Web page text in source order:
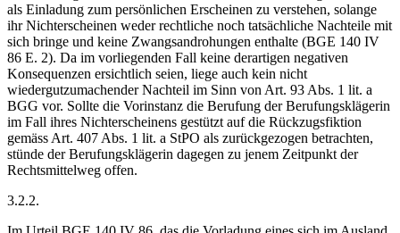
als Einladung zum persönlichen Erscheinen zu verstehen, solange
ihr Nichterscheinen weder rechtliche noch tatsächliche Nachteile mit
sich bringe und keine Zwangsandrohungen enthalte (BGE 140 IV
86 E. 2). Da im vorliegenden Fall keine derartigen negativen
Konsequenzen ersichtlich seien, liege auch kein nicht
wiedergutzumachender Nachteil im Sinn von Art. 93 Abs. 1 lit. a
BGG vor. Sollte die Vorinstanz die Berufung der Berufungsklägerin
im Fall ihres Nichterscheinens gestützt auf die Rückzugsfiktion
gemäss Art. 407 Abs. 1 lit. a StPO als zurückgezogen betrachten,
stünde der Berufungsklägerin dagegen zu jenem Zeitpunkt der
Rechtsmittelweg offen.
3.2.2.